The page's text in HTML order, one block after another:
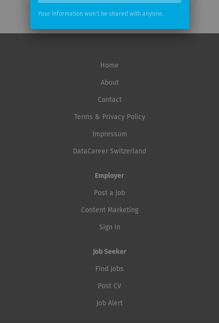
Home
About
Contact
Terms & Privacy Policy
Impressum
DataCareer Switzerland
Employer
Post a Job
Content Marketing
Sign in
Job Seeker
Find Jobs
Post CV
Job Alert
Your information won't be shared with anyone.